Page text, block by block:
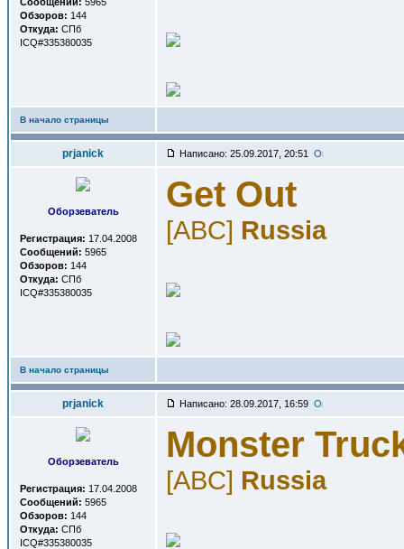
Обзоров: 144
Откуда: СПб
ICQ#335380035
В начало страницы
prjanick Написано: 25.09.2017, 20:51
Оборзеватель
Регистрация: 17.04.2008
Сообщений: 5965
Обзоров: 144
Откуда: СПб
ICQ#335380035
Get Out
[ABC] Russia
В начало страницы
prjanick Написано: 28.09.2017, 16:59
Оборзеватель
Регистрация: 17.04.2008
Сообщений: 5965
Обзоров: 144
Откуда: СПб
ICQ#335380035
Monster
[ABC] Russia